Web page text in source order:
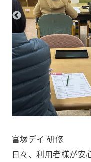
️富塚デイ 研修️
日々、利用者様が安